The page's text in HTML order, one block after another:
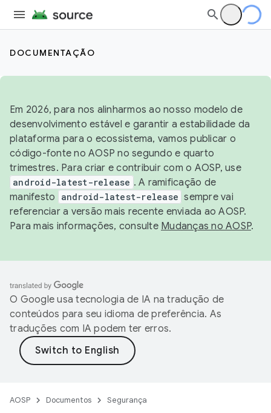
DOCUMENTAÇÃO
Em 2026, para nos alinharmos ao nosso modelo de
desenvolvimento estável e garantir a estabilidade da
plataforma para o ecossistema, vamos publicar o
código-fonte no AOSP no segundo e quarto
trimestres. Para criar e contribuir com o AOSP, use
android-latest-release . A ramificação de
manifesto
android-latest-release sempre vai
referenciar a versão mais recente enviada ao AOSP.
Para mais informações, consulte Mudanças no AOSP.
O Google usa tecnologia de IA na tradução de
conteúdos para seu idioma de preferência. As
traduções com IA podem ter erros.
AOSP Documentos Segurança